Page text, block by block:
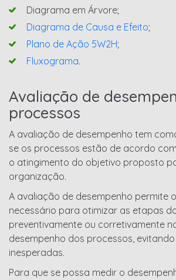
Diagrama em Árvore;
Diagrama de Causa e Efeito;
Plano de Ação 5W2H;
Fluxograma.
Avaliação de
processos
A avaliação de desempenho tem
se os processos estão de acordo
o atingimento do objetivo proposto
organização.
A avaliação de desempenho permite
necessário para otimizar as etapas
preventivamente ou corretivamente
desempenho dos processos,
inesperadas.
Para que se possa medir o